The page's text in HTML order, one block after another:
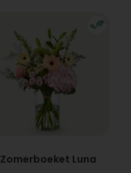
Zomerboeket Luna